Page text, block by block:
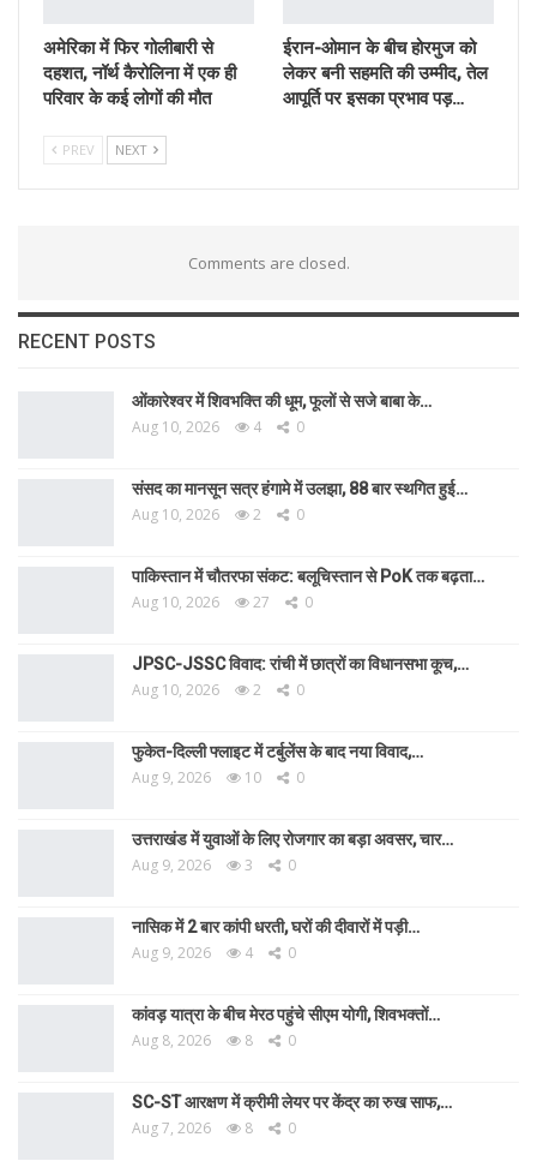
अमेरिका में फिर गोलीबारी से
दहशत, नॉर्थ कैरोलिना में एक ही
परिवार के कई लोगों की मौत
ईरान-ओमान के बीच होरमुज को
लेकर बनी सहमति की उम्मीद, तेल
आपूर्ति पर इसका प्रभाव पड़…
PREV NEXT
Comments are closed.
RECENT POSTS
ओंकारेश्वर में शिवभक्ति की धूम, फूलों से सजे बाबा के…
Aug 10, 2026 4 0
संसद का मानसून सत्र हंगामे में उलझा, 88 बार स्थगित हुई…
Aug 10, 2026 2 0
पाकिस्तान में चौतरफा संकट: बलूचिस्तान से PoK तक बढ़ता…
Aug 10, 2026 27 0
JPSC-JSSC विवाद: रांची में छात्रों का विधानसभा कूच,…
Aug 10, 2026 2 0
फुकेत-दिल्ली फ्लाइट में टर्बुलेंस के बाद नया विवाद,…
Aug 9, 2026 10 0
उत्तराखंड में युवाओं के लिए रोजगार का बड़ा अवसर, चार…
Aug 9, 2026 3 0
नासिक में 2 बार कांपी धरती, घरों की दीवारों में पड़ी…
Aug 9, 2026 4 0
कांवड़ यात्रा के बीच मेरठ पहुंचे सीएम योगी, शिवभक्तों…
Aug 8, 2026 8 0
SC-ST आरक्षण में क्रीमी लेयर पर केंद्र का रुख साफ,…
Aug 7, 2026 8 0